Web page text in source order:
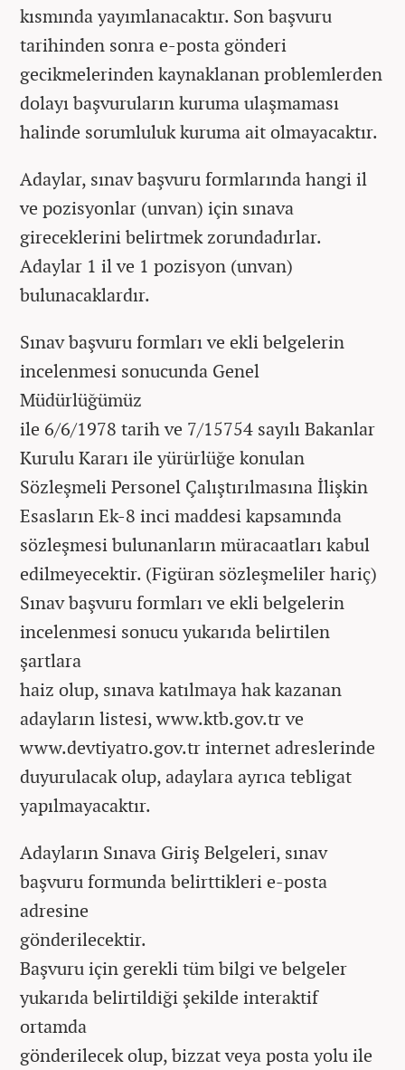
kısmında yayımlanacaktır. Son başvuru
tarihinden sonra e-posta gönderi
gecikmelerinden kaynaklanan problemlerden
dolayı başvuruların kuruma ulaşmaması
halinde sorumluluk kuruma ait olmayacaktır.
Adaylar, sınav başvuru formlarında hangi il
ve pozisyonlar (unvan) için sınava
gireceklerini belirtmek zorundadırlar.
Adaylar 1 il ve 1 pozisyon (unvan)
bulunacaklardır.
Sınav başvuru formları ve ekli belgelerin
incelenmesi sonucunda Genel
Müdürlüğümüz
ile 6/6/1978 tarih ve 7/15754 sayılı Bakanlar
Kurulu Kararı ile yürürlüğe konulan
Sözleşmeli Personel Çalıştırılmasına İlişkin
Esasların Ek-8 inci maddesi kapsamında
sözleşmesi bulunanların müracaatları kabul
edilmeyecektir. (Figüran sözleşmeliler hariç)
Sınav başvuru formları ve ekli belgelerin
incelenmesi sonucu yukarıda belirtilen
şartlara
haiz olup, sınava katılmaya hak kazanan
adayların listesi, www.ktb.gov.tr ve
www.devtiyatro.gov.tr internet adreslerinde
duyurulacak olup, adaylara ayrıca tebligat
yapılmayacaktır.
Adayların Sınava Giriş Belgeleri, sınav
başvuru formunda belirttikleri e-posta
adresine
gönderilecektir.
Başvuru için gerekli tüm bilgi ve belgeler
yukarıda belirtildiği şekilde interaktif
ortamda
gönderilecek olup, bizzat veya posta yolu ile